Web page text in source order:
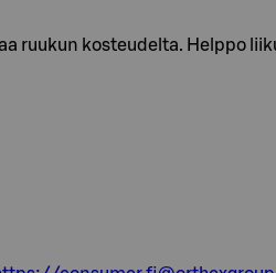
ruukun kosteudelta. Helppo